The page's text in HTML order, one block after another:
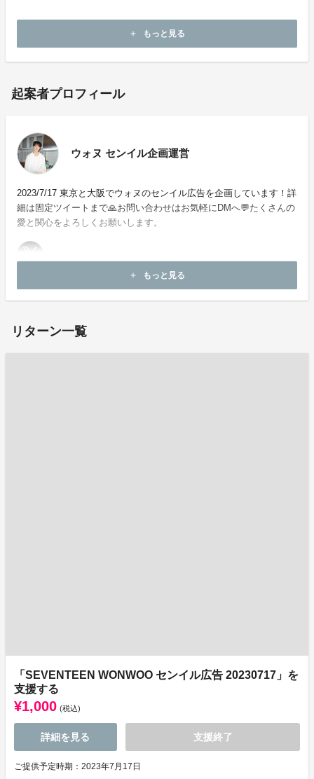
所等へのお問い合わせはご遠慮願います。
add もっと見る
起案者プロフィール
ウォヌ センイル企画運営
2023/7/17 東京と大阪でウォヌのセンイル広告を企画しています！詳
細は固定ツイートまで🙏お問い合わせはお気軽にDMへ💬たくさんの
愛と関心をよろしくお願いします。
add もっと見る
リターン一覧
「SEVENTEEN WONWOO センイル広告 20230717」を
支援する
¥1,000 (税込)
詳細を見る 支援終了
ご提供予定時期：2023年7月17日